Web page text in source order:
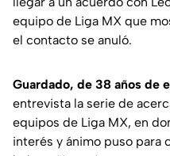
equipo de Liga MX que
el contacto se anuló.
Guardado, de 38 años de
entrevista la serie de
equipos de Liga MX, en
interés y ánimo puso para